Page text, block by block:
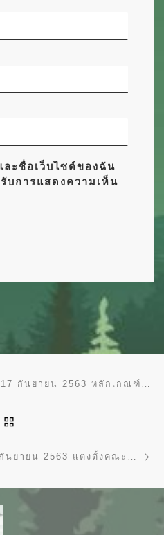
ะชื่อเว็บไซต์ของฉัน
บการแสดงความเห็น
ทส 1610.148/2582 วันที่ 17 กันยายน 2563 หลักเกณฑ์และวิธีปฏิบัติในการขอกันเงินงบประมาณปี พ.ศ. 2563 ไว้เบิกเหลื่อมปี
ทส 1610.1/18787 วันที่ 18 กันยายน 2563 แต่งตั้งคณะกรรมการสัมภาษณ์เพื่อจ้างเหมาบริการในตำแหน่งเจ้าหน้าที่ส่งเสริมและสืบสานพระราชดำริ